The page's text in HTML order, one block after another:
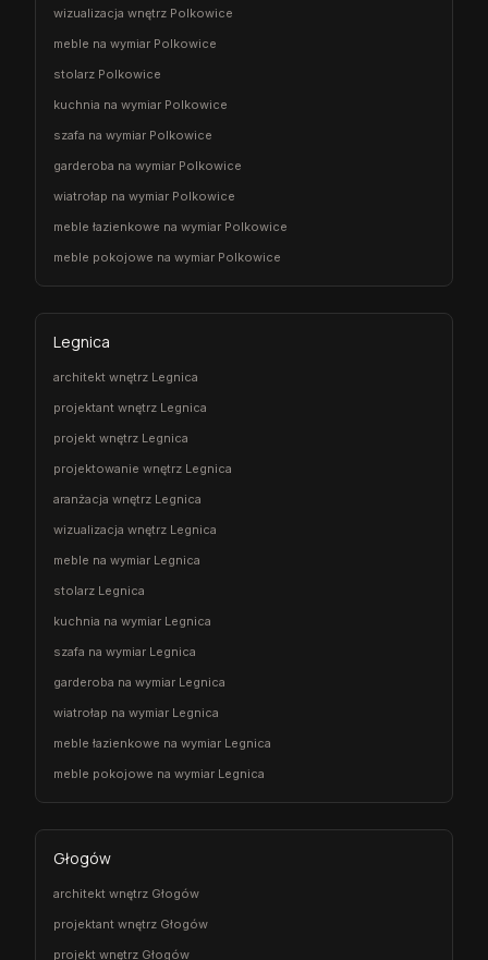
wizualizacja wnętrz Polkowice
meble na wymiar Polkowice
stolarz Polkowice
kuchnia na wymiar Polkowice
szafa na wymiar Polkowice
garderoba na wymiar Polkowice
wiatrołap na wymiar Polkowice
meble łazienkowe na wymiar Polkowice
meble pokojowe na wymiar Polkowice
Legnica
architekt wnętrz Legnica
projektant wnętrz Legnica
projekt wnętrz Legnica
projektowanie wnętrz Legnica
aranżacja wnętrz Legnica
wizualizacja wnętrz Legnica
meble na wymiar Legnica
stolarz Legnica
kuchnia na wymiar Legnica
szafa na wymiar Legnica
garderoba na wymiar Legnica
wiatrołap na wymiar Legnica
meble łazienkowe na wymiar Legnica
meble pokojowe na wymiar Legnica
Głogów
architekt wnętrz Głogów
projektant wnętrz Głogów
projekt wnętrz Głogów